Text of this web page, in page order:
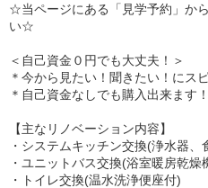
☆当ページにある「見学予約」か
い☆
＜自己資金０円でも大丈夫！＞
＊今から見たい！聞きたい！にス
＊自己資金なしでも購入出来ます！
【主なリノベーション内容】
・システムキッチン交換(浄水器、
・ユニットバス交換(浴室暖房乾
・トイレ交換(温水洗浄便座付)